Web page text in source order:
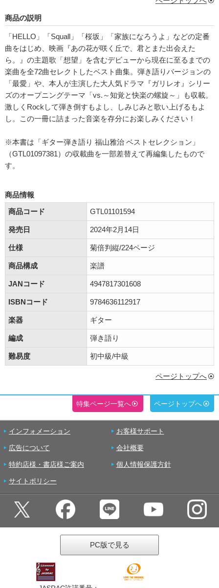
商品の説明
「HELLO」「Squall」「桜坂」「家族になろうよ」などの定番
曲をはじめ、映画『あの花が咲く丘で、君とまた出会えた
ら。』の主題歌「想望」を含むデビューから現在に至るまでの
楽曲を全72曲セレクトしたベスト曲集。弾き語りバージョンの
「最愛」や、本人が主演した大人気ドラマ『ガリレオ』シリー
ズのオープニングテーマ「vs.～知覚と快楽の螺旋～」も収載。
激しくRockして弾き倒すもよし、しみじみと歌い上げるもよ
し。この一冊に詰まった音楽を存分にお楽しみください！
※本書は「ギター弾き語り 福山雅治 ベストセレクション」
（GTL01097381）の収載曲を一部差替えて再編集したもので
す。
商品情報
商品コード
GTL01101594
発売日 2024年2月14日
仕様 菊倍判縦/224ページ
商品構成 楽譜
JANコード 4947817301608
ISBNコード 9784636112917
楽器 ギター
編成 弾き語り
難易度 初中級/中級
ページトップへ
特集ページ一覧へ ページトップへ
インフォメーション お客様サポート
広告について 会社概要
特約店様・書店様ご案内 個人情報保護方針
サイトポリシー
PC版で見る